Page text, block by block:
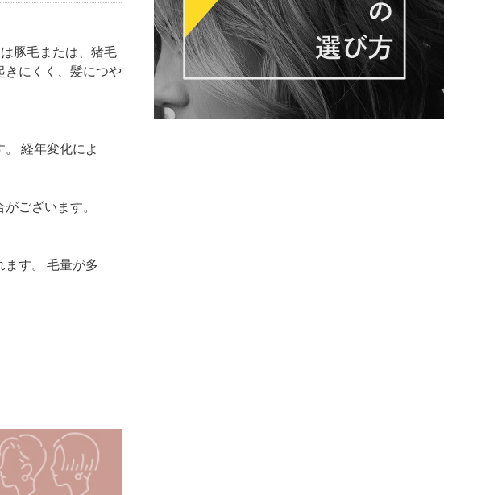
豚毛または、猪毛
きにくく、髪につや
経年変化によ
ございます。
す。 毛量が多